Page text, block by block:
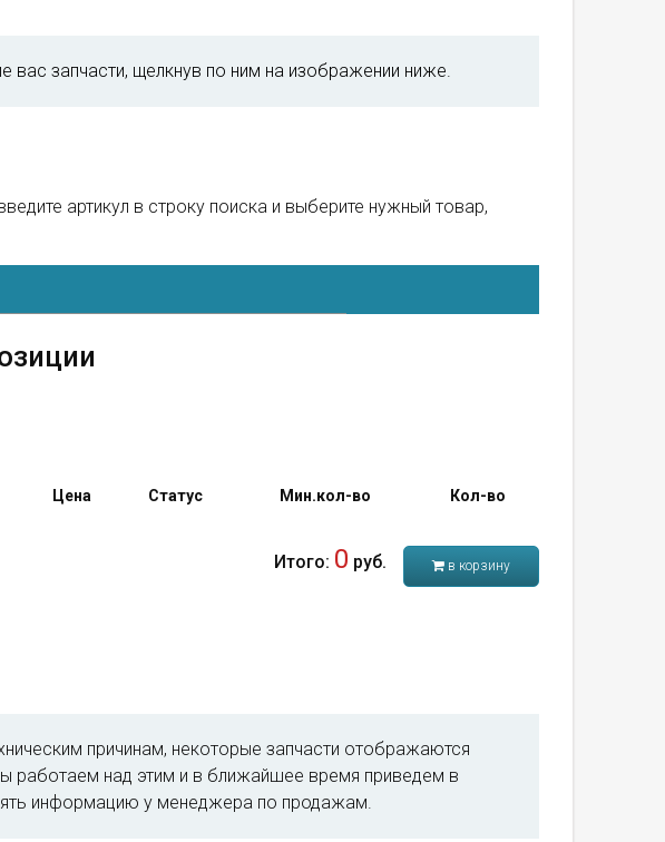
запчасти, щелкнув по ним на изображении ниже.
артикул в строку поиска и выберите нужный товар,
Цена Статус Мин.кол-во Кол-во
в корзину
Итого: 0 руб.
причинам, некоторые запчасти отображаются
работаем над этим и в ближайшее время приведем в
информацию у менеджера по продажам.